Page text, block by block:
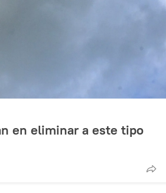
en eliminar a este tipo